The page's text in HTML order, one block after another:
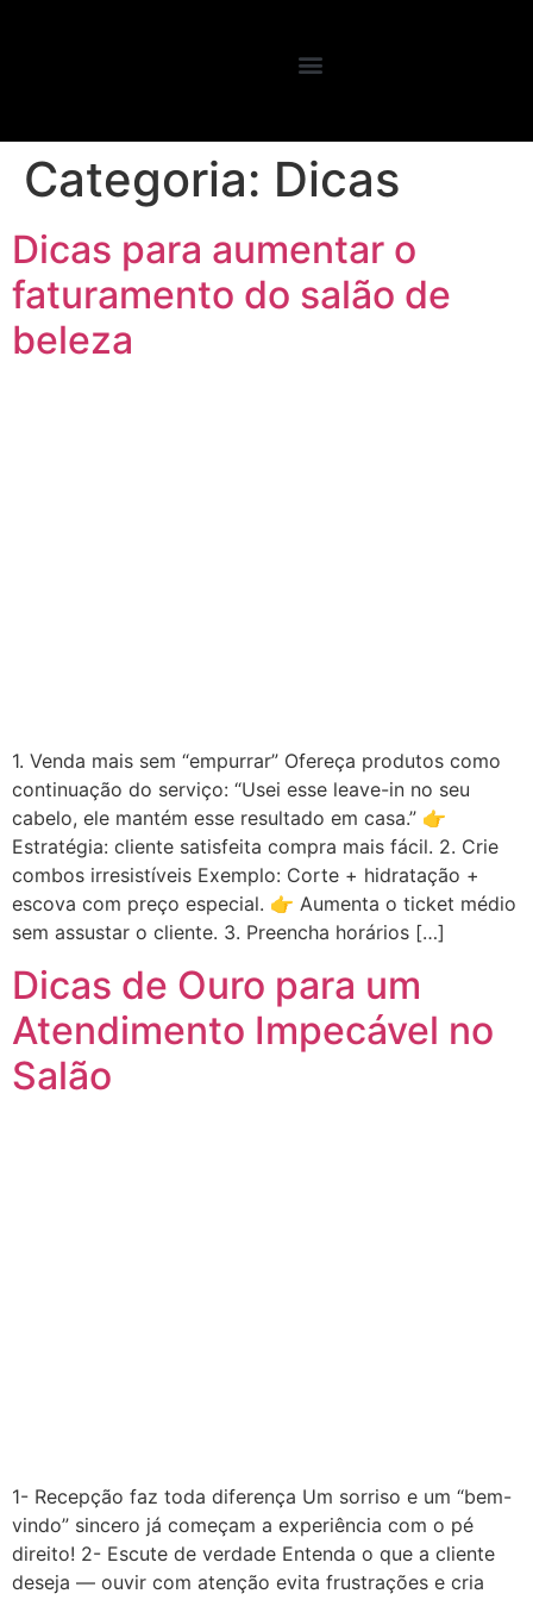
Categoria: Dicas
Dicas para aumentar o
faturamento do salão de
beleza
1. Venda mais sem “empurrar” Ofereça produtos como
continuação do serviço: “Usei esse leave-in no seu
cabelo, ele mantém esse resultado em casa.” 👉
Estratégia: cliente satisfeita compra mais fácil. 2. Crie
combos irresistíveis Exemplo: Corte + hidratação +
escova com preço especial. 👉 Aumenta o ticket médio
sem assustar o cliente. 3. Preencha horários […]
Dicas de Ouro para um
Atendimento Impecável no
Salão
1- Recepção faz toda diferença Um sorriso e um “bem-
vindo” sincero já começam a experiência com o pé
direito! 2- Escute de verdade Entenda o que a cliente
deseja — ouvir com atenção evita frustrações e cria